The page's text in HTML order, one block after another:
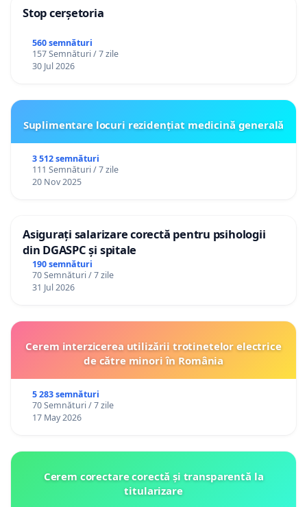
Stop cerșetoria
560 semnături
157 Semnături / 7 zile
30 Jul 2026
Suplimentare locuri rezidențiat medicină generală
3 512 semnături
111 Semnături / 7 zile
20 Nov 2025
Asigurați salarizare corectă pentru psihologii
din DGASPC și spitale
190 semnături
70 Semnături / 7 zile
31 Jul 2026
Cerem interzicerea utilizării trotinetelor electrice
de către minori în România
5 283 semnături
70 Semnături / 7 zile
17 May 2026
Cerem corectare corectă și transparentă la
titularizare